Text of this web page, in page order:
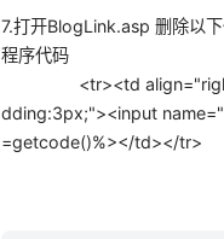
7.打开BlogLink.asp 删除以下
程序代码
<tr><td align="right"
dding:3px;"><input
=getcode()%></td></tr>